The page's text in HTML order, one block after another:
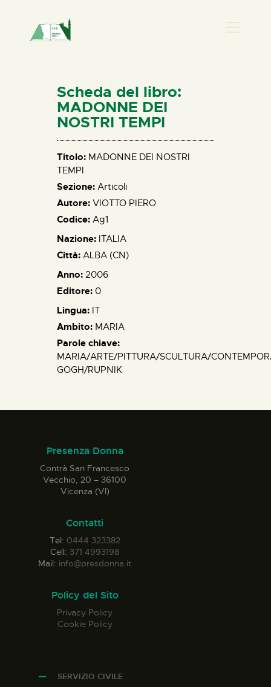
HOME
CHI SIAMO
NEWS
PERCORSI
BIBLIOTECA
ELISA SALERNO
CONTATTI
Scheda del libro:
MADONNE DEI
NOSTRI TEMPI
Titolo: MADONNE DEI NOSTRI
TEMPI
Sezione: Articoli
Autore: VIOTTO PIERO
Codice: Ag1
Nazione: ITALIA
Città: ALBA (CN)
Anno: 2006
Editore: 0
Lingua: IT
Ambito: MARIA
Parole chiave:
MARIA/ARTE/PITTURA/SCULTURA/
GOGH/RUPNIK
Presenza Donna
Contrà San Francesco
Vecchio, 20 – 36100
Vicenza (VI)
Contatti
Tel: 0444 323382
Cell: 371 4993198
Mail: info@presdonna.it
Policy del Sito
Privacy Policy
Cookie Policy
SERVIZIO CIVILE